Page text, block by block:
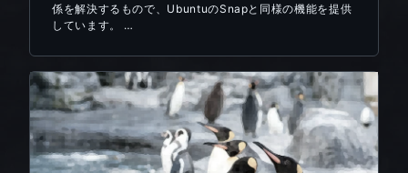
係を解決するもので、UbuntuのSnapと同様の機能を提供
しています。 …